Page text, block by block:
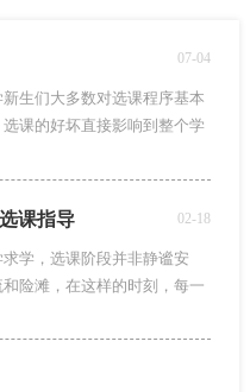
07-04
生们大多数对选课程序基本
课的好坏直接影响到整个学
课指导 02-18
学，选课阶段并非静谧安
险滩，在这样的时刻，每一